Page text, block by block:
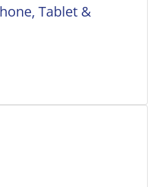
Tablet &